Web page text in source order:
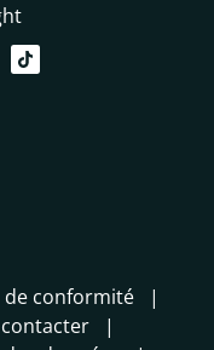
conformité